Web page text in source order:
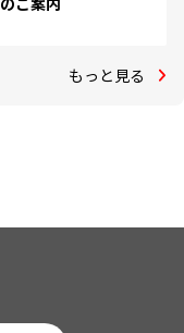
もっと見る